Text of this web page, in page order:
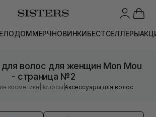
ДОММЕРЧНОВИНКИБЕСТСЕЛЛЕРЫ
волос для женщин Mon Mou
- страница №2
косметики |Волосы |Аксессуары для волос